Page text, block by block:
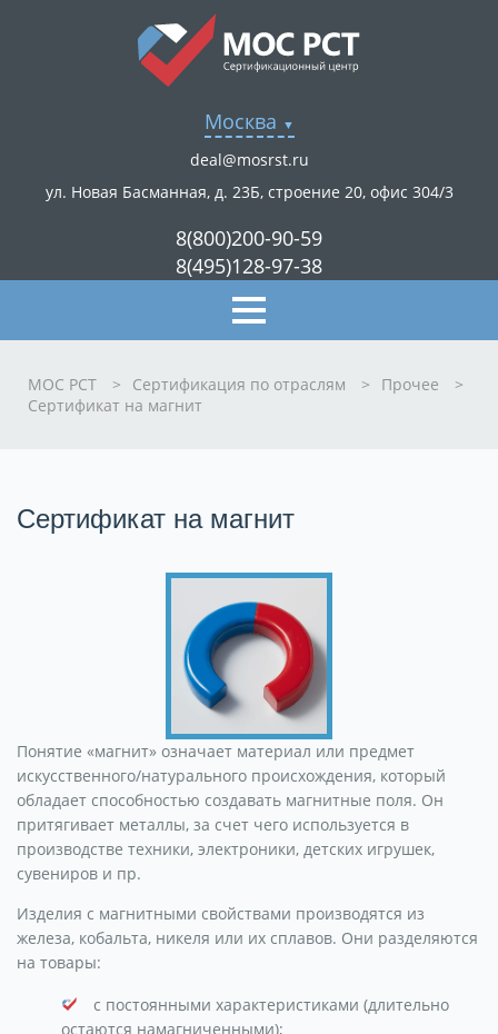
Москва
deal@mosrst.ru
ул. Новая Басманная, д. 23Б, строение 20, офис 304/3
8(800)200-90-59
8(495)128-97-38
МОС РСТ > Сертификация по отраслям > Прочее
>
Сертификат на магнит
Сертификат на магнит
Понятие «магнит» означает материал или предмет
искусственного/натурального происхождения, который
обладает способностью создавать магнитные поля. Он
притягивает металлы, за счет чего используется в
производстве техники, электроники, детских игрушек,
сувениров и пр.
Изделия с магнитными свойствами производятся из
железа, кобальта, никеля или их сплавов. Они разделяются
на товары:
с постоянными характеристиками (длительно
остаются намагниченными);